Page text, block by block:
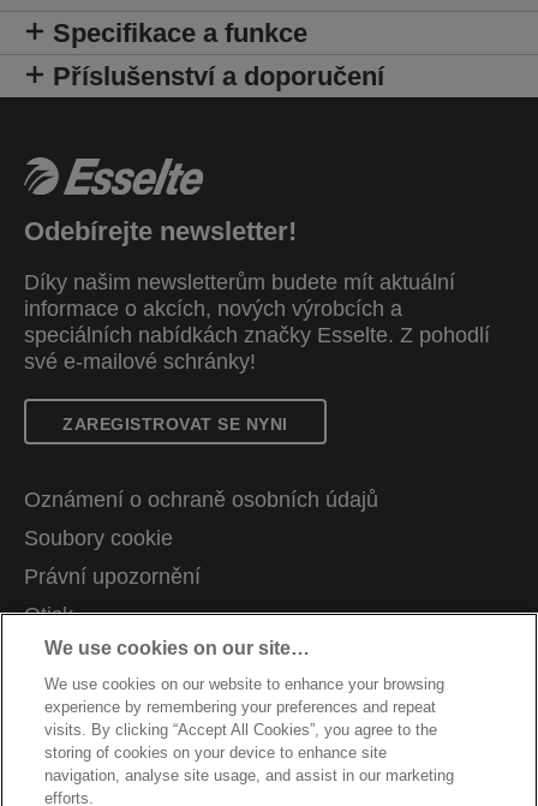
Specifikace a funkce
Příslušenství a doporučení
Odebírejte newsletter!
Díky našim newsletterům budete mít aktuální
informace o akcích, nových výrobcích a
speciálních nabídkách značky Esselte. Z pohodlí
své e-mailové schránky!
ZAREGISTROVAT SE NYNI
Oznámení o ochraně osobních údajů
Soubory cookie
Právní upozornění
Otisk
Správa mých dat
Kariéra
Pokyny pro recyklaci obalů
Záruční podmínky
We use cookies on our site…
We use cookies on our website to enhance your browsing
experience by remembering your preferences and repeat
visits. By clicking “Accept All Cookies”, you agree to the
storing of cookies on your device to enhance site
navigation, analyse site usage, and assist in our marketing
efforts.